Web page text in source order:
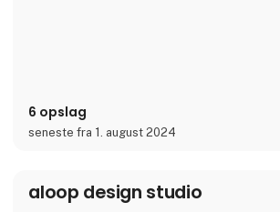
6 opslag
seneste fra 1. august 2024
aloop design studio